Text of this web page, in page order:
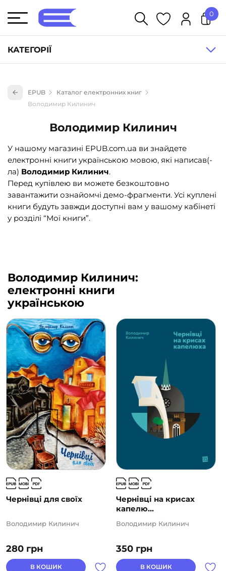
КАТЕГОРІЇ
Книги для дітей (836)
Науково-популярна література (1015)
Навчальна література та посібники (527)
Енциклопедії, довідники, словники (55)
Подарункові сертифікати (1)
0
EPUB
Каталог електронних книг
Володимир Килинич
Володимир Килинич
У нашому магазині EPUB.com.ua ви знайдете
електронні книги українською мовою, які написав(-
ла) Володимир Килинич.
Перед купівлею ви можете безкоштовно
завантажити ознайомчі демо-фрагменти. Усі куплені
книги будуть завжди доступні вам у вашому кабінеті
у розділі “Мої книги”.
Володимир Килинич:
електронні книги
українською
Чернівці для своїх
280 грн
Володимир Килинич
В КОШИК
Чернівці на крисах
капелю...
350 грн
Володимир Килинич
В КОШИК